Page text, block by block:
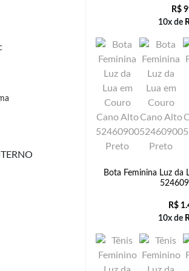
R$
10x de
Bota Feminina Luz da
R$
10x de